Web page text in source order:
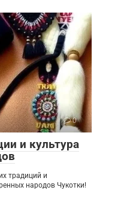
0
и культура
традиций и
народов Чукотки!